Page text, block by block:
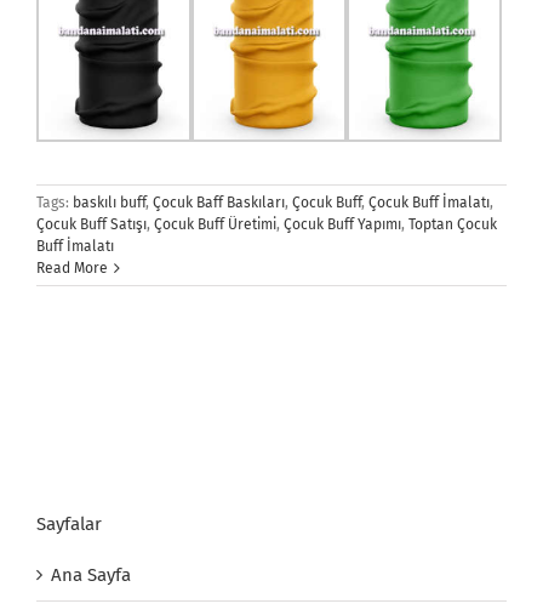
Tags: baskılı buff, Çocuk Baff Baskıları, Çocuk Buff, Çocuk Buff İmalatı,
Çocuk Buff Satışı, Çocuk Buff Üretimi, Çocuk Buff Yapımı, Toptan Çocuk
Buff İmalatı
Read More
Sayfalar
Ana Sayfa